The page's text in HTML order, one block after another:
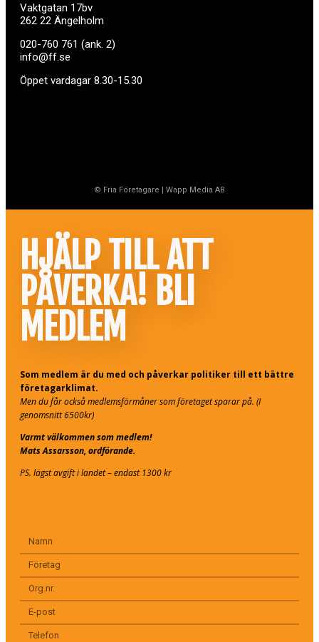
Vaktgatan 17bv
262 22 Ängelholm
020-760 761 (ank. 2)
info@ff.se
Öppet vardagar 8.30-15.30
© Fria Företagare | Wapp Media AB
HJÄLP TILL ATT
PÅVERKA! BLI
MEDLEM
Som medlem är du med och påverkar politiker till ett bättre
företagarklimat.
Men du får också medlemsförmåner som företaget sparar på. (I
genomsnitt 6500kr)
Varmt välkommen som medlem!
Mats Assarsson, ordförande.
PS. lägst avgift i landet – endast 1300 kr